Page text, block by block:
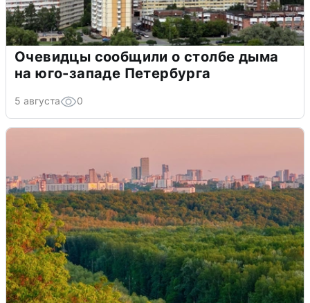
Очевидцы сообщили о столбе дыма
на юго-западе Петербурга
5 августа 0